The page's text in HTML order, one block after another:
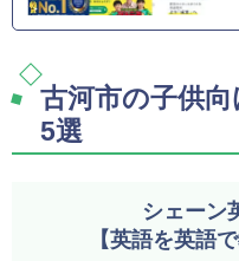
古河市の子供
5選
シェーン
【英語を英語